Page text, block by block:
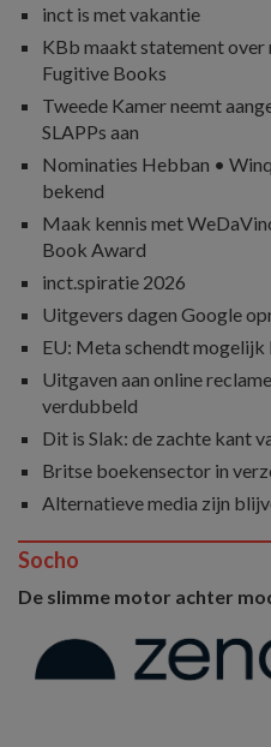
inct is met vakantie
KBb maakt statement over
Fugitive Books
Tweede Kamer neemt
SLAPPs aan
Nominaties Hebban •
bekend
Maak kennis met
Book Award
inct.spiratie 2026
Uitgevers dagen Google
EU: Meta schendt
Uitgaven aan online
verdubbeld
Dit is Slak: de zachte kant
Britse boekensector in
Alternatieve media zijn
Socho
De slimme motor achter